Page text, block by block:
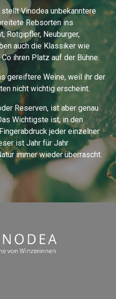
Vinodea unbekanntere
Rebsorten ins
Rotgipfler, Neuburger,
auch die Klassiker wie
ihren Platz auf der Bühne.
gereiftere Weine, weil ihr der
nicht wichtig erscheint.
Reserven, ist aber genau
Wichtigste ist, in den
jeder einzelner
ist Jahr für Jahr
immer wieder überrascht.